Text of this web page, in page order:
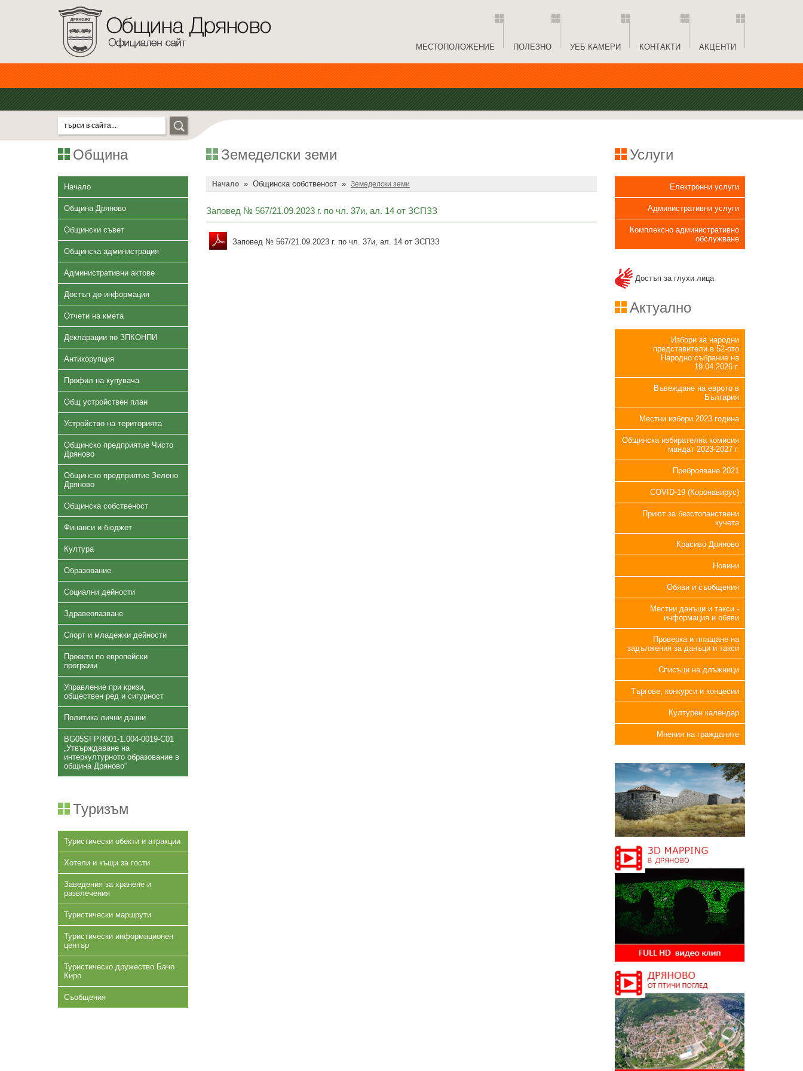
МЕСТОПОЛОЖЕНИЕ ПОЛЕЗНО УЕБ КАМЕРИ КОНТАКТИ АКЦЕНТИ
Община
Начало
Община Дряново
Общински съвет
Общинска администрация
Административни актове
Достъп до информация
Отчети на кмета
Декларации по ЗПКОНПИ
Антикорупция
Профил на купувача
Общ устройствен план
Устройство на територията
Общинско предприятие Чисто
Дряново
Общинско предприятие Зелено
Дряново
Общинска собственост
Финанси и бюджет
Култура
Образование
Социални дейности
Здравеопазване
Спорт и младежки дейности
Проекти по европейски
програми
Управление при кризи,
обществен ред и сигурност
Политика лични данни
BG05SFPR001-1.004-0019-C01
„Утвърждаване на
интеркултурното образование в
община Дряново“
Туризъм
Туристически обекти и атракции
Хотели и къщи за гости
Заведения за хранене и
развлечения
Туристически маршрути
Туристически информационен
център
Туристическо дружество Бачо
Киро
Съобщения
Земеделски земи
Начало » Общинска собственост » Земеделски земи
Заповед № 567/21.09.2023 г. по чл. 37и, ал. 14 от ЗСПЗЗ
Заповед № 567/21.09.2023 г. по чл. 37и, ал. 14 от ЗСПЗЗ
Услуги
Електронни услуги
Административни услуги
Комплексно административно
обслужване
Достъп за глухи лица
Актуално
Избори за народни
представители в 52-ото
Народно събрание на
19.04.2026 г.
Въвеждане на еврото в
България
Местни избори 2023 година
Общинска избирателна комисия
мандат 2023-2027 г.
Преброяване 2021
COVID-19 (Коронавирус)
Приют за безстопанствени
кучета
Красиво Дряново
Новини
Обяви и съобщения
Местни данъци и такси -
информация и обяви
Проверка и плащане на
задължения за данъци и такси
Списъци на длъжници
Търгове, конкурси и концесии
Културен календар
Мнения на гражданите